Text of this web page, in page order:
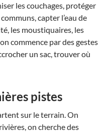
les couchages, protéger
capter l’eau de
les moustiquaires, les
commence par des gestes
un sac, trouver où
pistes
sur le terrain. On
on cherche des